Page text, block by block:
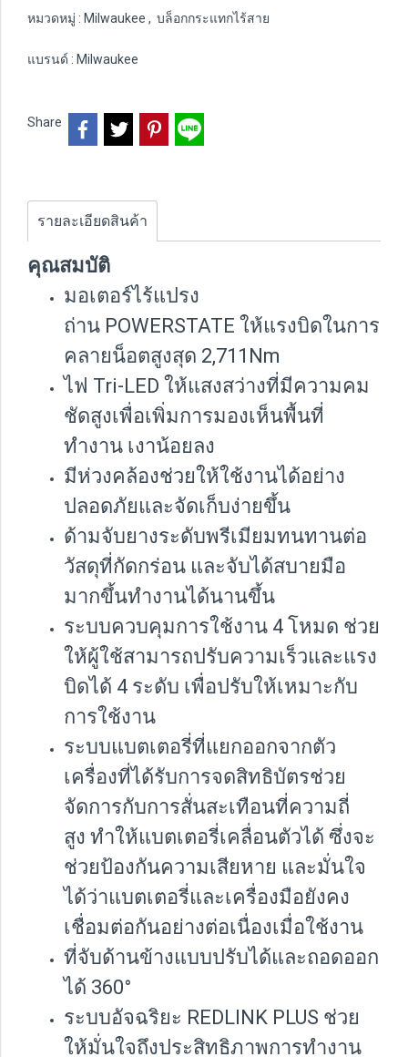
หมวดหมู่ : Milwaukee , บล็อกกระแทกไร้สาย
แบรนด์ : Milwaukee
Share
รายละเอียดสินค้า
คุณสมบัติ
มอเตอร์ไร้แปรง
ถ่าน POWERSTATE ให้แรงบิดในการ
คลายน็อตสูงสุด 2,711Nm
ไฟ Tri-LED ให้แสงสว่างที่มีความคม
ชัดสูงเพื่อเพิ่มการมองเห็นพื้นที่
ทำงาน เงาน้อยลง
มีห่วงคล้องช่วยให้ใช้งานได้อย่าง
ปลอดภัยและจัดเก็บง่ายขึ้น
ด้ามจับยางระดับพรีเมียมทนทานต่อ
วัสดุที่กัดกร่อน และจับได้สบายมือ
มากขึ้นทำงานได้นานขึ้น
ระบบควบคุมการใช้งาน 4 โหมด ช่วย
ให้ผู้ใช้สามารถปรับความเร็วและแรง
บิดได้ 4 ระดับ เพื่อปรับให้เหมาะกับ
การใช้งาน
ระบบแบตเตอรี่ที่แยกออกจากตัว
เครื่องที่ได้รับการจดสิทธิบัตรช่วย
จัดการกับการสั่นสะเทือนที่ความถี่
สูง ทำให้แบตเตอรี่เคลื่อนตัวได้ ซึ่งจะ
ช่วยป้องกันความเสียหาย และมั่นใจ
ได้ว่าแบตเตอรี่และเครื่องมือยังคง
เชื่อมต่อกันอย่างต่อเนื่องเมื่อใช้งาน
ที่จับด้านข้างแบบปรับได้และถอดออก
ได้ 360°
ระบบอัจฉริยะ REDLINK PLUS ช่วย
ให้มั่นใจถึงประสิทธิภาพการทำงาน